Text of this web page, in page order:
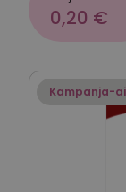
0,20 €
Kampanja-